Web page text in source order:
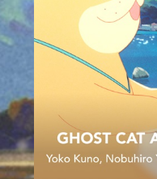
Kultūra
Pasākumi
Ziņas